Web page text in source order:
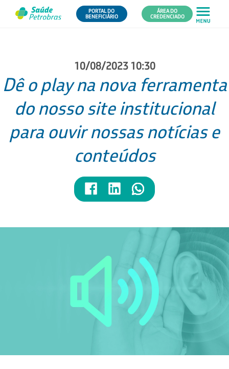
PORTAL DO
BENEFICIÁRIO
ÁREA DO
CREDENCIADO
10/08/2023 10:30
Dê o play na nova ferramenta
do nosso site institucional
para ouvir nossas notícias e
conteúdos